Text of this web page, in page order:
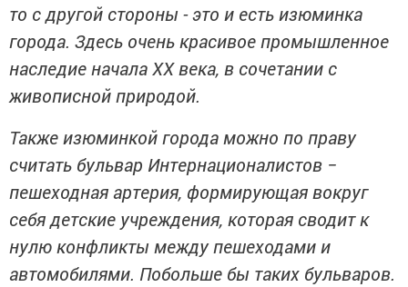
то с другой стороны - это и есть изюминка
города. Здесь очень красивое промышленное
наследие начала ХХ века, в сочетании с
живописной природой.
Также изюминкой города можно по праву
считать бульвар Интернационалистов −
пешеходная артерия, формирующая вокруг
себя детские учреждения, которая сводит к
нулю конфликты между пешеходами и
автомобилями. Побольше бы таких бульваров.